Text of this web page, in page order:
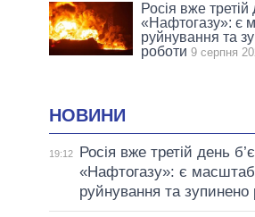
Росія вже третій
«Нафтогазу»: є
руйнування та
роботи 9 серпня
НОВИНИ
19:12
Росія вже третій день
«Нафтогазу»: є
руйнування та зупинено